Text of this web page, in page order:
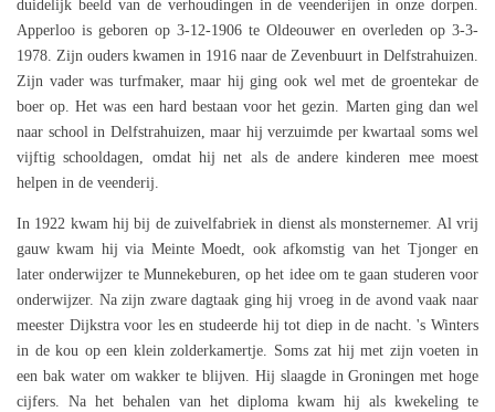
duidelijk beeld van de verhoudingen in de veenderijen in onze dorpen.
Apperloo is geboren op 3-12-1906 te Oldeouwer en overleden op 3-3-
1978. Zijn ouders kwamen in 1916 naar de Zevenbuurt in Delfstrahuizen.
Zijn vader was turfmaker, maar hij ging ook wel met de groentekar de
boer op. Het was een hard bestaan voor het gezin. Marten ging dan wel
naar school in Delfstrahuizen, maar hij verzuimde per kwartaal soms wel
vijftig schooldagen, omdat hij net als de andere kinderen mee moest
helpen in de veenderij.
In 1922 kwam hij bij de zuivelfabriek in dienst als monsternemer. Al vrij
gauw kwam hij via Meinte Moedt, ook afkomstig van het Tjonger en
later onderwijzer te Munnekeburen, op het idee om te gaan studeren voor
onderwijzer. Na zijn zware dagtaak ging hij vroeg in de avond vaak naar
meester Dijkstra voor les en studeerde hij tot diep in de nacht. 's Winters
in de kou op een klein zolderkamertje. Soms zat hij met zijn voeten in
een bak water om wakker te blijven. Hij slaagde in Groningen met hoge
cijfers. Na het behalen van het diploma kwam hij als kwekeling te